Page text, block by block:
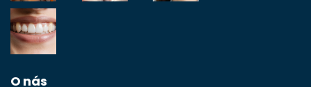
O nás